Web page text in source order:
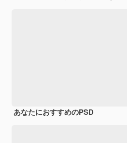
あなたにおすすめのPSD